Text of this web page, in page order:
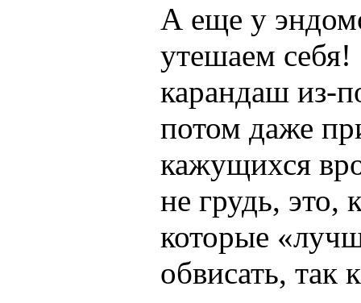
А еще у
утешаем себя!
карандаш из-
потом даже
кажущихся
не грудь, это,
которые
обвисать, так